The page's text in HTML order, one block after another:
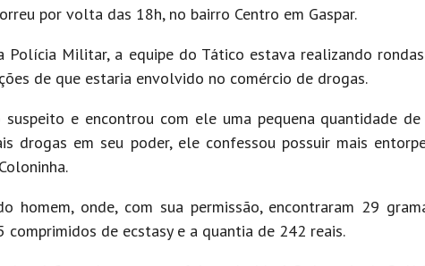
por volta das 18h, no bairro Centro em Gaspar.
Militar, a equipe do Tático estava realizando
de que estaria envolvido no comércio de drogas.
e encontrou com ele uma pequena quantidade
drogas em seu poder, ele confessou possuir mais
homem, onde, com sua permissão, encontraram 29
de ecstasy e a quantia de 242 reais.